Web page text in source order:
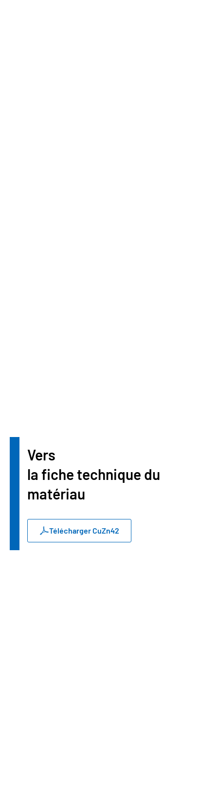
Vers
la fiche technique du
matériau
Télécharger CuZn42